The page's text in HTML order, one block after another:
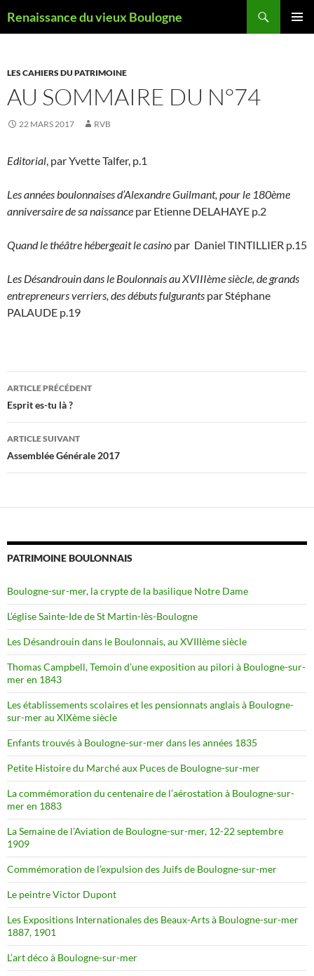
auRenaissance du vieux Boulogne
LES CAHIERS DU PATRIMOINE
AU SOMMAIRE DU N°74
22 MARS 2017 RVB
Editorial, par Yvette Talfer, p.1
Les années boulonnaises d’Alexandre Guilmant, pour le 180ème
anniversaire de sa naissance par Etienne DELAHAYE p.2
Quand le théâtre hébergeait le casino par Daniel TINTILLIER p.15
Les Désandrouin dans le Boulonnais au XVIIIème siècle, de grands
entrepreneurs verriers, des débuts fulgurants par Stéphane
PALAUDE p.19
Navigation
des
articles
ARTICLE PRÉCÉDENT
Esprit es-tu là ?
ARTICLE SUIVANT
Assemblée Générale 2017
PATRIMOINE BOULONNAIS
Boulogne-sur-mer, la crypte de la basilique Notre Dame
L’église Sainte-Ide de St Martin-lès-Boulogne
Les Désandrouin dans le Boulonnais, au XVIIIème siècle
Thomas Campbell, Temoin d’une exposition au pilori à Boulogne-sur-
mer en 1843
Les établissements scolaires et les pensionnats anglais à Boulogne-
sur-mer au XIXème siècle
Enfants trouvés à Boulogne-sur-mer dans les années 1835
Petite Histoire du Marché aux Puces de Boulogne-sur-mer
La commémoration du centenaire de l’aérostation à Boulogne-sur-
mer en 1883
La Semaine de l’Aviation de Boulogne-sur-mer, 12-22 septembre
1909
Commémoration de l’expulsion des Juifs de Boulogne-sur-mer
Le peintre Victor Dupont
Les Expositions Internationales des Beaux-Arts à Boulogne-sur-mer
1887, 1901
L’art déco à Boulogne-sur-mer